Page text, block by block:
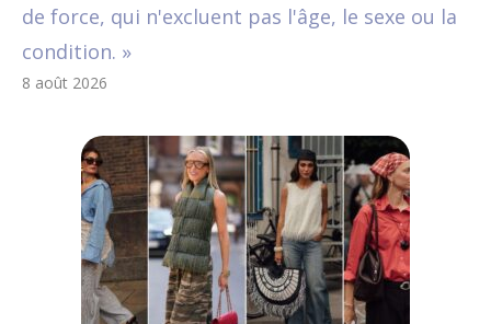
de force, qui n'excluent pas l'âge, le sexe ou la
condition. »
8 août 2026